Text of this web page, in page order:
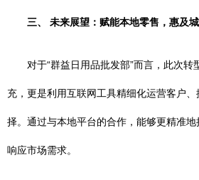
三、 未来展望：赋能本地零售，惠及
对于“群益日用品批发部”而言，此次
充，更是利用互联网工具精细化运营客户
择。通过与本地平台的合作，能够更精准
响应市场需求。